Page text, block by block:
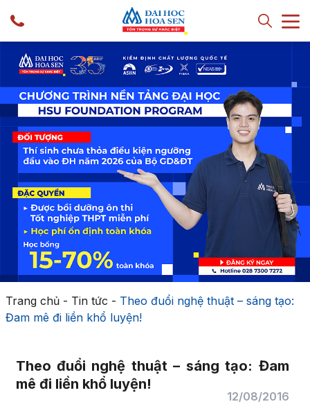
Trang chủ- Tin tức - Theo đuổi nghệ thuật – sáng tạo:
Đam mê đi liền khổ luyện!
Theo đuổi nghệ thuật – sáng tạo: Đam
mê đi liền khổ luyện!
12/08/2016